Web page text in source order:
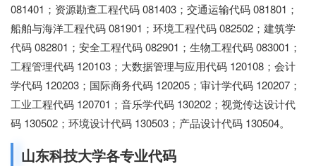
081401；资源勘查工程代码 081403；交通运输代码 081801；
船舶与海洋工程代码 081901；环境工程代码 082502；建筑学
代码 082801；安全工程代码 082901；生物工程代码 083001；
工程管理代码 120103；大数据管理与应用代码 120108；会计
学代码 120203；国际商务代码 120205；审计学代码 120207；
工业工程代码 120701；音乐学代码 130202；视觉传达设计代
码 130502；环境设计代码 130503；产品设计代码 130504。
山东科技大学各专业代码